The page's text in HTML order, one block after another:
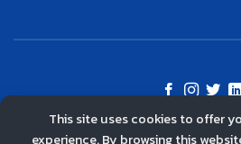
©
This site uses cookies to offer
experience. By browsing this